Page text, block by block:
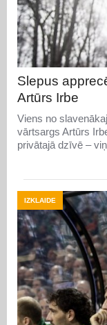
Slepus
Artūrs Irbe
Viens no
vārtsargs Artūrs
privātajā dzīvē –
IZKLAIDE